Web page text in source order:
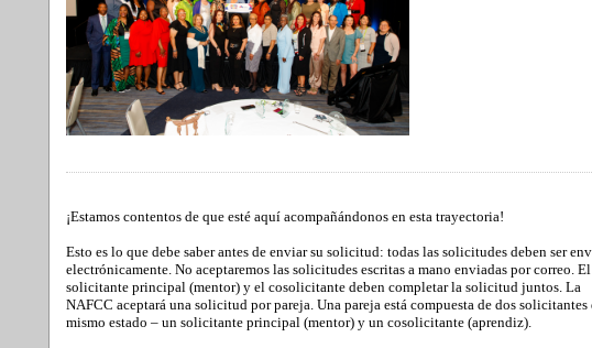
¡Estamos contentos de que esté aquí acompañándonos en esta trayectoria!
Esto es lo que debe saber antes de enviar su solicitud: todas las solicitudes deben ser
electrónicamente. No aceptaremos las solicitudes escritas a mano enviadas por correo. El
solicitante principal (mentor) y el cosolicitante deben completar la solicitud juntos. La
NAFCC aceptará una solicitud por pareja. Una pareja está compuesta de dos solicitantes
mismo estado – un solicitante principal (mentor) y un cosolicitante (aprendiz).